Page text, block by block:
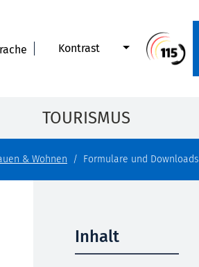
Kontrast
TOURISMUS
& Wohnen Formulare und Downloads
Inhalt